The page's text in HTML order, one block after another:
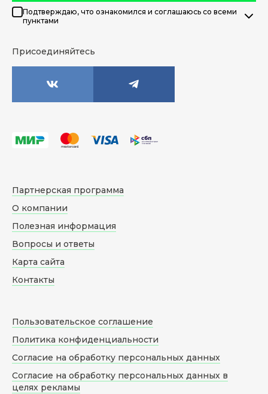
Подтверждаю, что ознакомился и соглашаюсь со всеми
пунктами
Присоединяйтесь
Партнерская программа
О компании
Полезная информация
Вопросы и ответы
Карта сайта
Контакты
Пользовательское соглашение
Политика конфиденциальности
Согласие на обработку персональных данных
Согласие на обработку персональных данных в
целях рекламы